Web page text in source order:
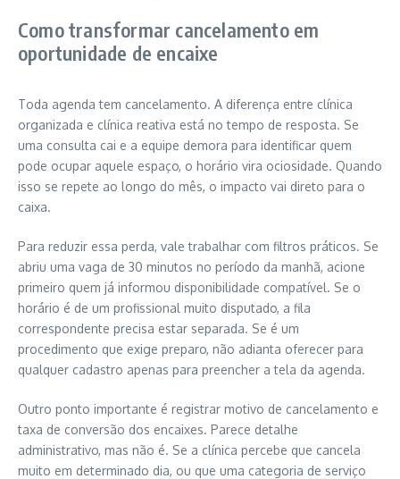
Como transformar cancelamento em
oportunidade de encaixe
Toda agenda tem cancelamento. A diferença entre clínica
organizada e clínica reativa está no tempo de resposta. Se
uma consulta cai e a equipe demora para identificar quem
pode ocupar aquele espaço, o horário vira ociosidade. Quando
isso se repete ao longo do mês, o impacto vai direto para o
caixa.
Para reduzir essa perda, vale trabalhar com filtros práticos. Se
abriu uma vaga de 30 minutos no período da manhã, acione
primeiro quem já informou disponibilidade compatível. Se o
horário é de um profissional muito disputado, a fila
correspondente precisa estar separada. Se é um
procedimento que exige preparo, não adianta oferecer para
qualquer cadastro apenas para preencher a tela da agenda.
Outro ponto importante é registrar motivo de cancelamento e
taxa de conversão dos encaixes. Parece detalhe
administrativo, mas não é. Se a clínica percebe que cancela
muito em determinado dia, ou que uma categoria de serviço